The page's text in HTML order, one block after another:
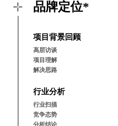
品牌定位*
项⽬背景回顾
⾼层访谈
项⽬理解
解决思路
⾏业分析
⾏业扫描
竞争态势